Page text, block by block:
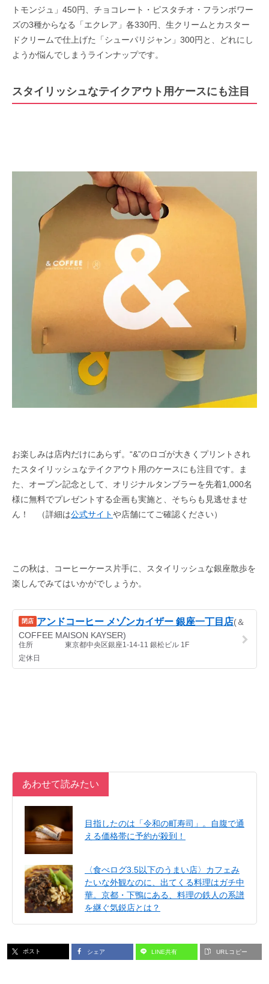
トモンジュ」450円、チョコレート・ピスタチオ・フランボワー
ズの3種からなる「エクレア」各330円、生クリームとカスター
ドクリームで仕上げた「シューパリジャン」300円と、どれにし
ようか悩んでしまうラインナップです。
スタイリッシュなテイクアウト用ケースにも注目
お楽しみは店内だけにあらず。“&”のロゴが大きくプリントされ
たスタイリッシュなテイクアウト用のケースにも注目です。ま
た、オープン記念として、オリジナルタンブラーを先着1,000名
様に無料でプレゼントする企画も実施と、そちらも見逃せませ
ん！ （詳細は公式サイトや店舗にてご確認ください）
この秋は、コーヒーケース片手に、スタイリッシュな銀座散歩を
楽しんでみてはいかがでしょうか。
あわせて読みたい
目指したのは「令和の町寿司」。自腹で通
える価格帯に予約が殺到！
〈食べログ3.5以下のうまい店〉カフェみ
たいな外観なのに、出てくる料理はガチ中
華。京都・下鴨にある、料理の鉄人の系譜
を継ぐ気鋭店とは？
ポスト シェア LINE共有 URLコピー